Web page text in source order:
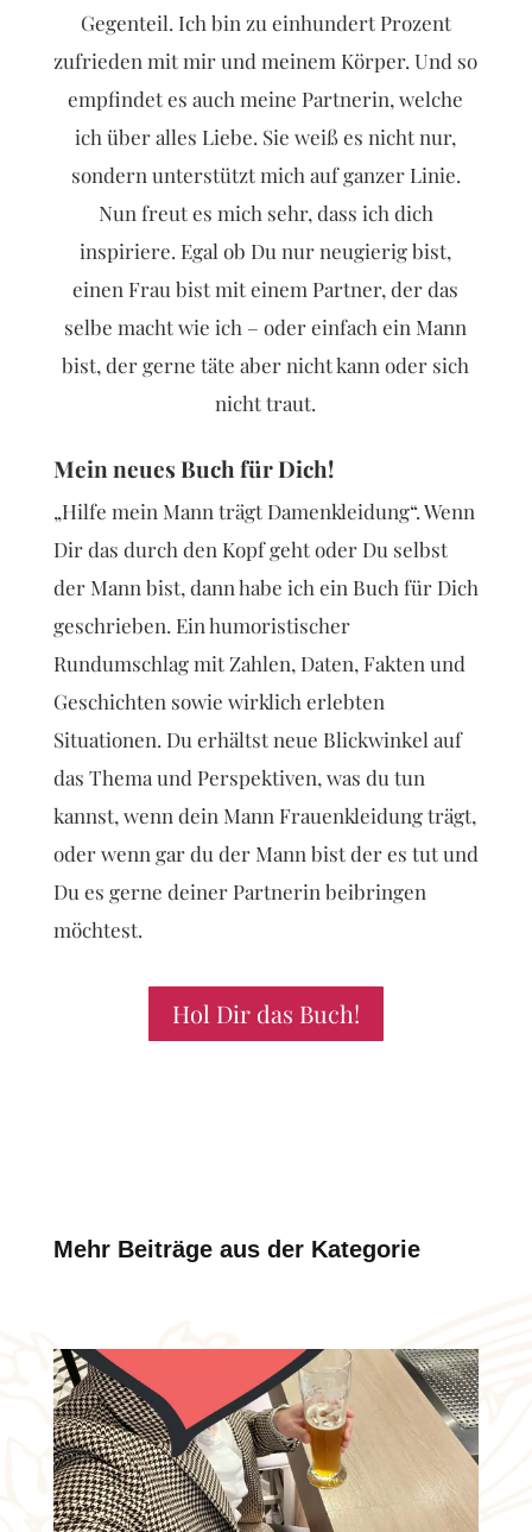
Gegenteil. Ich bin zu einhundert Prozent
zufrieden mit mir und meinem Körper. Und so
empfindet es auch meine Partnerin, welche
ich über alles Liebe. Sie weiß es nicht nur,
sondern unterstützt mich auf ganzer Linie.
Nun freut es mich sehr, dass ich dich
inspiriere. Egal ob Du nur neugierig bist,
einen Frau bist mit einem Partner, der das
selbe macht wie ich – oder einfach ein Mann
bist, der gerne täte aber nicht kann oder sich
nicht traut.
Mein neues Buch für Dich!
„Hilfe mein Mann trägt Damenkleidung“. Wenn
Dir das durch den Kopf geht oder Du selbst
der Mann bist, dann habe ich ein Buch für Dich
geschrieben. Ein humoristischer
Rundumschlag mit Zahlen, Daten, Fakten und
Geschichten sowie wirklich erlebten
Situationen. Du erhältst neue Blickwinkel auf
das Thema und Perspektiven, was du tun
kannst, wenn dein Mann Frauenkleidung trägt,
oder wenn gar du der Mann bist der es tut und
Du es gerne deiner Partnerin beibringen
möchtest.
Hol Dir das Buch!
Mehr Beiträge aus der Kategorie